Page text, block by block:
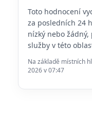
Toto hodnocení
za posledních 24
nízký nebo
služby v této
Na základě místních
2026 v 07:47